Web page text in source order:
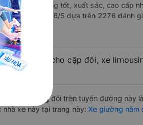
Nai chất lượng tốt, xuất sắc, cao cấp
lượng là 4.6/5 dựa trên 2276 đánh
Nai dành cho cặp đôi, xe
giường đôi trên tuyến đường này
xe này tại trang này: Xe giường nằm